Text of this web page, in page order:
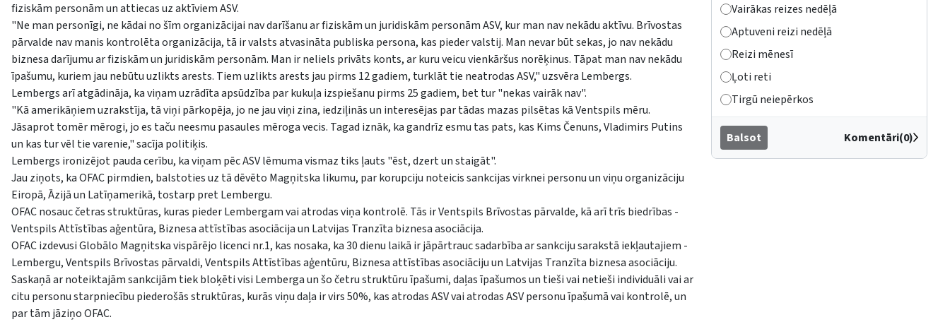
fiziskām personām un attiecas uz aktīviem ASV.
"Ne man personīgi, ne kādai no šīm organizācijai nav darīšanu ar fiziskām un juridiskām personām ASV, kur man nav nekādu aktīvu. Brīvostas
pārvalde nav manis kontrolēta organizācija, tā ir valsts atvasināta publiska persona, kas pieder valstij. Man nevar būt sekas, jo nav nekādu
biznesa darījumu ar fiziskām un juridiskām personām. Man ir neliels privāts konts, ar kuru veicu vienkāršus norēķinus. Tāpat man nav nekādu
īpašumu, kuriem jau nebūtu uzlikts arests. Tiem uzlikts arests jau pirms 12 gadiem, turklāt tie neatrodas ASV," uzsvēra Lembergs.
Lembergs arī atgādināja, ka viņam uzrādīta apsūdzība par kukuļa izspiešanu pirms 25 gadiem, bet tur "nekas vairāk nav".
"Kā amerikāņiem uzrakstīja, tā viņi pārkopēja, jo ne jau viņi zina, iedziļinās un interesējas par tādas mazas pilsētas kā Ventspils mēru.
Jāsaprot tomēr mērogi, jo es taču neesmu pasaules mēroga vecis. Tagad iznāk, ka gandrīz esmu tas pats, kas Kims Čenuns, Vladimirs Putins
un kas tur vēl tie varenie," sacīja politiķis.
Lembergs ironizējot pauda cerību, ka viņam pēc ASV lēmuma vismaz tiks ļauts "ēst, dzert un staigāt".
Jau ziņots, ka OFAC pirmdien, balstoties uz tā dēvēto Magņitska likumu, par korupciju noteicis sankcijas virknei personu un viņu organizāciju
Eiropā, Āzijā un Latīņamerikā, tostarp pret Lembergu.
OFAC nosauc četras struktūras, kuras pieder Lembergam vai atrodas viņa kontrolē. Tās ir Ventspils Brīvostas pārvalde, kā arī trīs biedrības -
Ventspils Attīstības aģentūra, Biznesa attīstības asociācija un Latvijas Tranzīta biznesa asociācija.
OFAC izdevusi Globālo Magņitska vispārējo licenci nr.1, kas nosaka, ka 30 dienu laikā ir jāpārtrauc sadarbība ar sankciju sarakstā iekļautajiem -
Lembergu, Ventspils Brīvostas pārvaldi, Ventspils Attīstības aģentūru, Biznesa attīstības asociāciju un Latvijas Tranzīta biznesa asociāciju.
Saskaņā ar noteiktajām sankcijām tiek bloķēti visi Lemberga un šo četru struktūru īpašumi, daļas īpašumos un tieši vai netieši individuāli vai ar
citu personu starpniecību piederošās struktūras, kurās viņu daļa ir virs 50%, kas atrodas ASV vai atrodas ASV personu īpašumā vai kontrolē, un
par tām jāziņo OFAC.
Vairākas reizes nedēļā
Aptuveni reizi nedēļā
Reizi mēnesī
Ļoti reti
Tirgū neiepērkos
Balsot Komentāri(0)